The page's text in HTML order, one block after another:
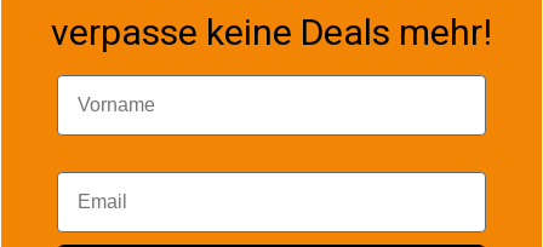
verpasse keine Deals mehr!
Vorname
Email